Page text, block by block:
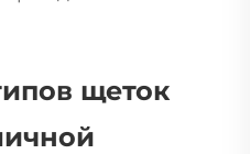
щеток